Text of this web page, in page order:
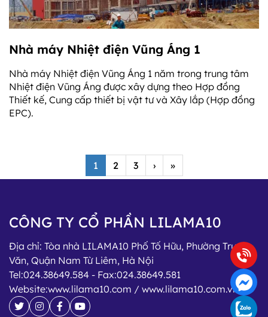
Nhà máy Nhiệt điện Vũng Áng 1
Nhà máy Nhiệt điện Vũng Áng 1 năm trong trung tâm
Nhiệt điện Vũng Áng được xây dựng theo Hợp đồng
Thiết kế, Cung cấp thiết bị vật tư và Xây lắp (Hợp đồng
EPC).
1 2 3 › »
CÔNG TY CỔ PHẦN LILAMA10
Địa chỉ: Tòa nhà LILAMA10 Phố Tố Hữu, Phường Trung
Văn, Quận Nam Từ Liêm, Hà Nội
Tel:024.38649.584 - Fax:024.38649.581
Website:www.lilama10.com / www.lilama10.com.vn